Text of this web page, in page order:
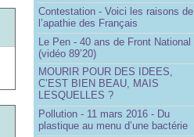
Contestation - Voici les raisons de
l’apathie des Français
Le Pen - 40 ans de Front National
(vidéo 89’20)
MOURIR POUR DES IDEES,
C’EST BIEN BEAU, MAIS
LESQUELLES ?
Pollution - 11 mars 2016 - Du
plastique au menu d’une bactérie